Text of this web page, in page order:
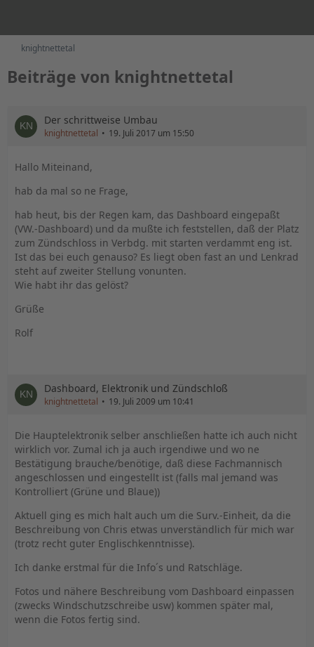
knightnettetal
Beiträge von knightnettetal
Der schrittweise Umbau
knightnettetal 19. Juli 2017 um 15:50
Hallo Miteinand,
hab da mal so ne Frage,
hab heut, bis der Regen kam, das Dashboard eingepaßt
(VW.-Dashboard) und da mußte ich feststellen, daß der Platz
zum Zündschloss in Verbdg. mit starten verdammt eng ist.
Ist das bei euch genauso? Es liegt oben fast an und Lenkrad
steht auf zweiter Stellung vonunten.
Wie habt ihr das gelöst?
Grüße
Rolf
Dashboard, Elektronik und Zündschloß
knightnettetal 19. Juli 2009 um 10:41
Die Hauptelektronik selber anschließen hatte ich auch nicht
wirklich vor. Zumal ich ja auch irgendiwe und wo ne
Bestätigung brauche/benötige, daß diese Fachmannisch
angeschlossen und eingestellt ist (falls mal jemand was
Kontrolliert (Grüne und Blaue))
Aktuell ging es mich halt auch um die Surv.-Einheit, da die
Beschreibung von Chris etwas unverständlich für mich war
(trotz recht guter Englischkenntnisse).
Ich danke erstmal für die Info´s und Ratschläge.
Fotos und nähere Beschreibung vom Dashboard einpassen
(zwecks Windschutzschreibe usw) kommen später mal,
wenn die Fotos fertig sind.